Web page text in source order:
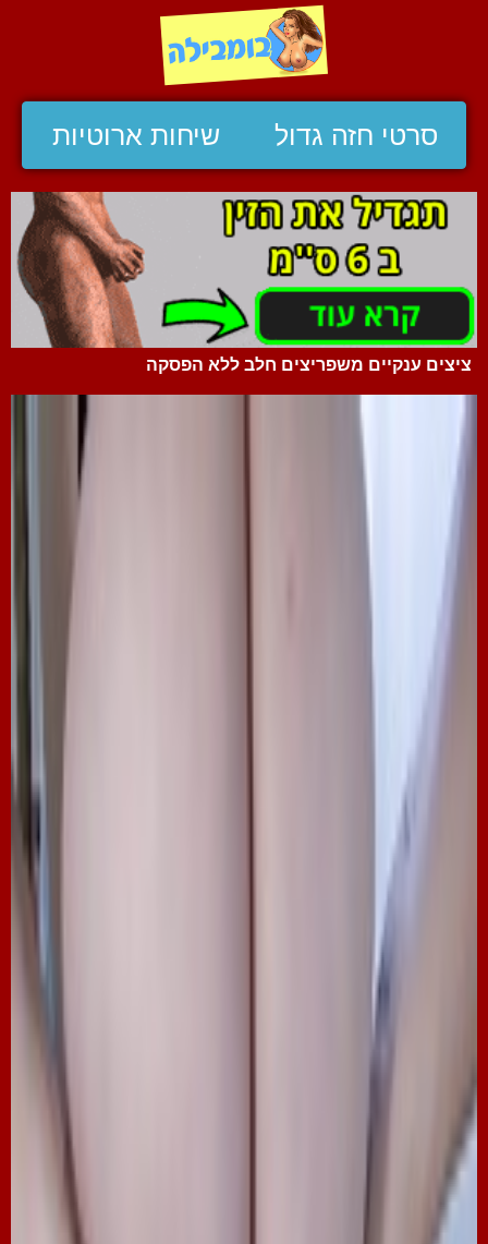
סרטי חזה גדול שיחות ארוטיות
ציצים ענקיים משפריצים חלב ללא הפסקה